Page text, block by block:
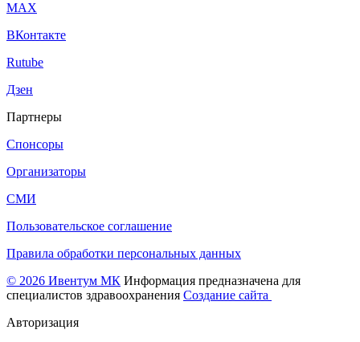
МАХ
ВКонтакте
Rutube
Дзен
Партнеры
Спонсоры
Организаторы
СМИ
Пользовательское соглашение
Правила обработки персональных данных
© 2026 Ивентум МК Информация предназначена для
специалистов здравоохранения Создание сайта
Авторизация